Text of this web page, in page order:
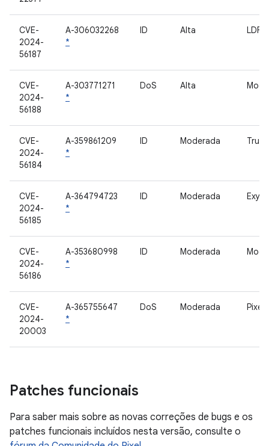
CVE-
2024-
56187
A-306032268
*
ID Alta LDFW
CVE-
2024-
56188
A-303771271
*
DoS Alta
CVE-
2024-
56184
A-359861209
*
ID Moderada
CVE-
2024-
56185
A-364794723
*
ID Moderada
CVE-
2024-
56186
A-353680998
*
ID Moderada
CVE-
2024-
20003
A-365755647
*
DoS Moderada Pixel
Patches funcionais
Para saber mais sobre as novas correções de bugs e os
patches funcionais incluídos nesta versão, consulte o